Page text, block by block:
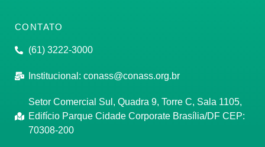
CONTATO
(61) 3222-3000
Institucional: conass@conass.org.br
Setor Comercial Sul, Quadra 9, Torre C, Sala 1105,
Edifício Parque Cidade Corporate Brasília/DF CEP:
70308-200